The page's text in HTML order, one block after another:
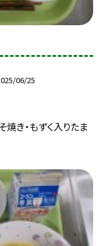
06/25
焼き・もずく入りたま